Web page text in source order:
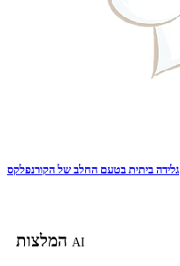
גלידה ביתית בטעם החלב של הקורנפלקס
AI